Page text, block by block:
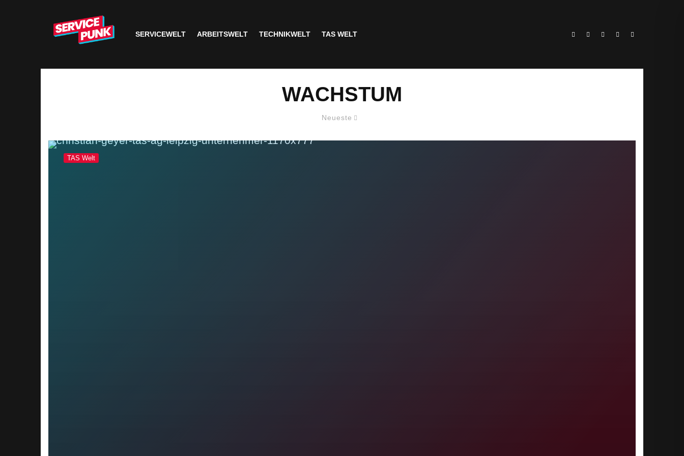
SERVICEWELT ARBEITSWELT TECHNIKWELT TAS WELT
WACHSTUM
Neueste
TAS Welt